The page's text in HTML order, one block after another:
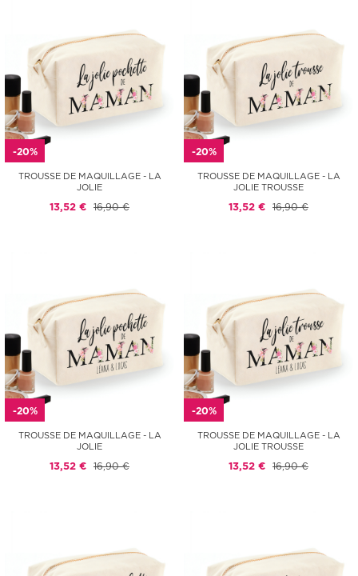
-20%
TROUSSE DE MAQUILLAGE - LA
JOLIE
13,52 € 16,90 €
-20%
TROUSSE DE MAQUILLAGE - LA
JOLIE TROUSSE
13,52 € 16,90 €
-20%
TROUSSE DE MAQUILLAGE - LA
JOLIE
13,52 € 16,90 €
-20%
TROUSSE DE MAQUILLAGE - LA
JOLIE TROUSSE
13,52 € 16,90 €